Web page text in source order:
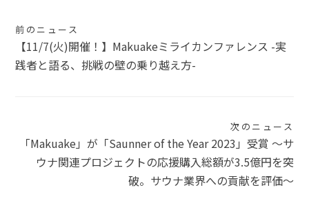
投
稿
ゲ
ー
前のニュース
【11/7(火)開催！】Makuakeミライカンファレンス -実
践者と語る、挑戦の壁の乗り越え方-
次のニュース
「Makuake」が「Saunner of the Year 2023」受賞 〜サ
ウナ関連プロジェクトの応援購入総額が3.5億円を突
破。サウナ業界への貢献を評価〜